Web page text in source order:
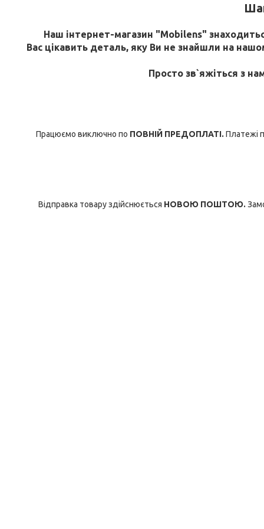
Наш інтернет-магазин "Mobilens"
Вас цікавить деталь, яку Ви не знайшли на
Просто зв`яжіться з
Працюємо виключно по ПОВНІЙ ПРЕДОПЛАТІ. Платежі
Відправка товару здійснюється НОВОЮ ПОШТОЮ.